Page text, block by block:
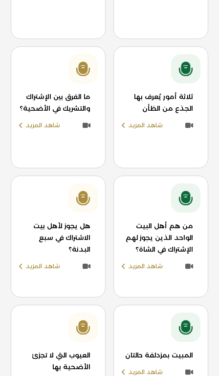
ثلاثة أمور يُعرف بها
الجذع من الظأن
شاهد المزيد
ما الفرق بين الإشتراك
والتشريك في الأضحية؟
شاهد المزيد
من هم أهل البيت
الواحد الذين يجوز لهم
الإشتراك في الشاة؟
شاهد المزيد
هل يجوز لأهل بيت
الاشتراك في سبع
البدنة؟
شاهد المزيد
المبيت بمزدلفة حالتان
شاهد المزيد
العيوب التي لا تجزئ
الأضحية بها